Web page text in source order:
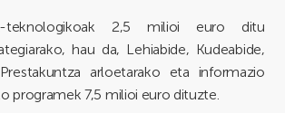
teknologikoak 2,5 milioi euro ditu
hau da, Lehiabide, Kudeabide,
arloetarako eta informazio
programek 7,5 milioi euro dituzte.